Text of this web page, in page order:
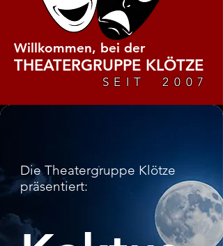
Willkommen, bei der
THEATERGRUPPE KLÖTZE
SEIT 2007
Die Theatergruppe Klötze
präsentiert: